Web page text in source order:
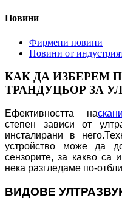
Новини
Фирмени новини
Новини от
КАК ДА ИЗБЕРЕМ
ТРАНДУЦЬОР ЗА
Ефективността на
степен зависи от
инсталирани в
устройство може да
сензорите, за какво са
нека разгледаме по-
ВИДОВЕ